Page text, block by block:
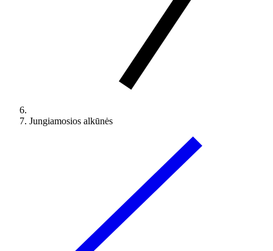
Jungiamosios alkūnės